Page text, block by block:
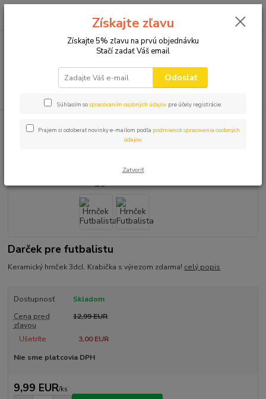
0,00 EUR
Hrnček Futbalista
Darček pre futbalistu
Keramický hrnček 3dcl. Krabička s výrezom zdarma! celý popis
Dostupnosť
Skladom
Cena pred
zľavou
12,99 EUR
Ušetríte
3,00 EUR
Nie sme platcovia DPH
9,99 EUR/ks
Získajte zľavu
Získajte 5% zľavu na prvú objednávku
Stačí zadať Váš email
Odoslať
Súhlasím sospracovaním osobných údajov pre účely registrácie.
Prajem si odoberať novinky e-mailom podľa podmienok spracovania osobných
údajov.
Zatvoriť